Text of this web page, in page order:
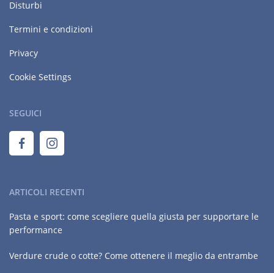
Disturbi
Termini e condizioni
Privacy
Cookie Settings
SEGUICI
ARTICOLI RECENTI
Pasta e sport: come scegliere quella giusta per supportare le
performance
Verdure crude o cotte? Come ottenere il meglio da entrambe